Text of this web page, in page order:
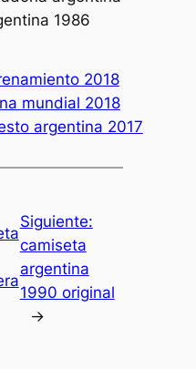
2018
mundial 2018
argentina 2017
Siguiente:
camiseta
argentina
1990 original
→